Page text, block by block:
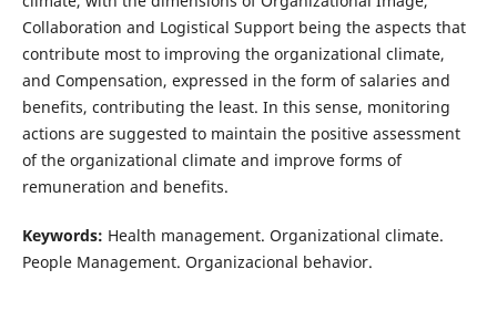
Collaboration and Logistical Support being the aspects that
contribute most to improving the organizational climate,
and Compensation, expressed in the form of salaries and
benefits, contributing the least. In this sense, monitoring
actions are suggested to maintain the positive assessment
of the organizational climate and improve forms of
remuneration and benefits.
Keywords: Health management. Organizational climate.
People Management. Organizacional behavior.